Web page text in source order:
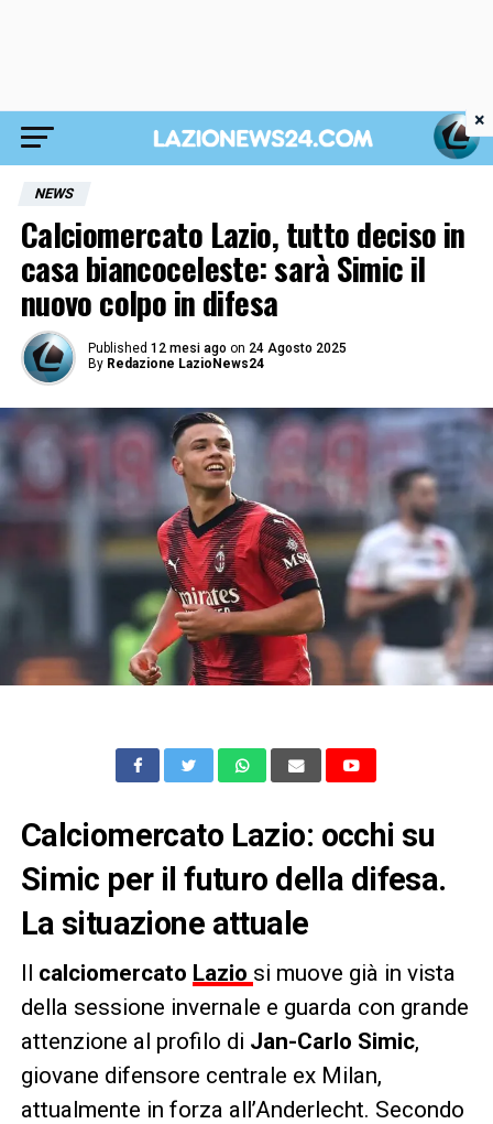
NEWS
Calciomercato Lazio, tutto deciso in
casa biancoceleste: sarà Simic il
nuovo colpo in difesa
Published 12 mesi ago on 24 Agosto 2025
By Redazione LazioNews24
Calciomercato Lazio: occhi su
Simic per il futuro della difesa.
La situazione attuale
Il calciomercato Lazio si muove già in vista
della sessione invernale e guarda con grande
attenzione al profilo di Jan-Carlo Simic,
giovane difensore centrale ex Milan,
attualmente in forza all’Anderlecht. Secondo
×